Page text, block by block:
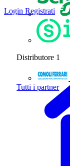
Distributore 1
Tutti i partner
Login Registrati